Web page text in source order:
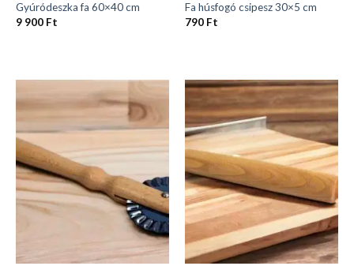
Gyúródeszka fa 60×40 cm
9 900 Ft
Fa húsfogó csipesz 30×5 cm
790 Ft